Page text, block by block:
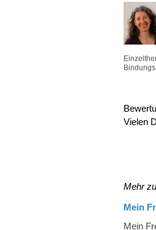
Vielen
Mehr